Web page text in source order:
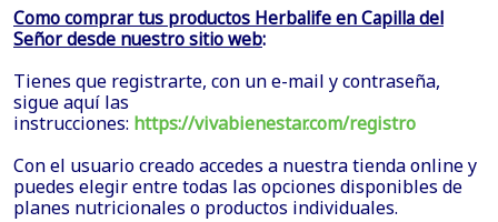
Como comprar tus productos Herbalife en Capilla del
Señor desde nuestro sitio web:
Tienes que registrarte, con un e-mail y contraseña,
sigue aquí las
instrucciones: https://vivabienestar.com/registro
Con el usuario creado accedes a nuestra tienda online y
puedes elegir entre todas las opciones disponibles de
planes nutricionales o productos individuales.